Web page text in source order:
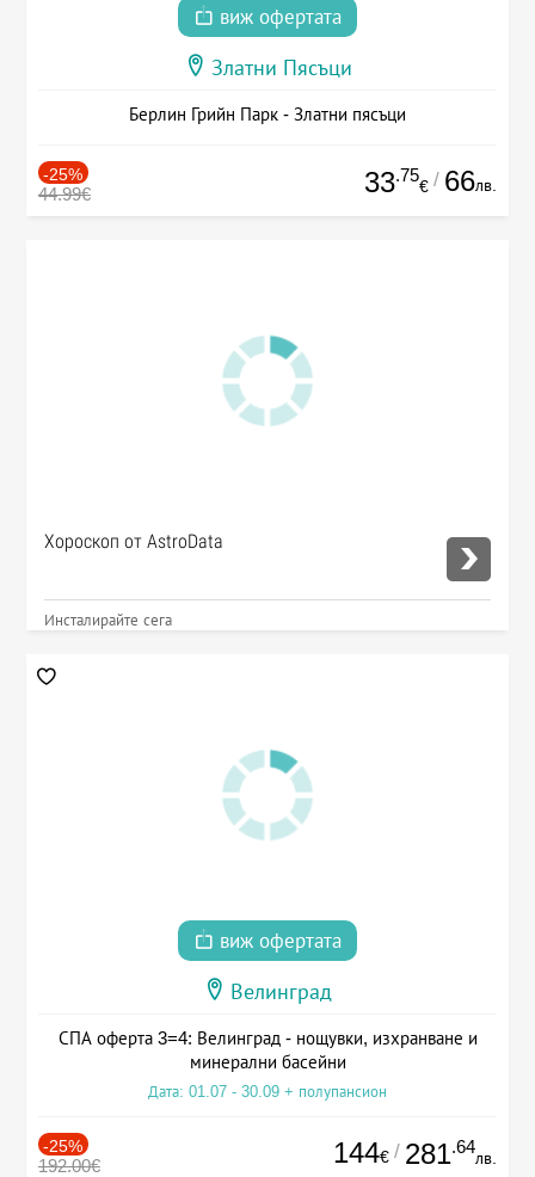
виж офертата
Златни Пясъци
Берлин Грийн Парк - Златни пясъци
-25%
44.99€ 33.75
€ / 66лв.
Хороскоп от AstroData
Инсталирайте сега
виж офертата
Велинград
СПА оферта 3=4: Велинград - нощувки, изхранване и
минерални басейни
Дата: 01.07 - 30.09 + полупансион
-25%
192.00€ 144€ / 281.64
лв.